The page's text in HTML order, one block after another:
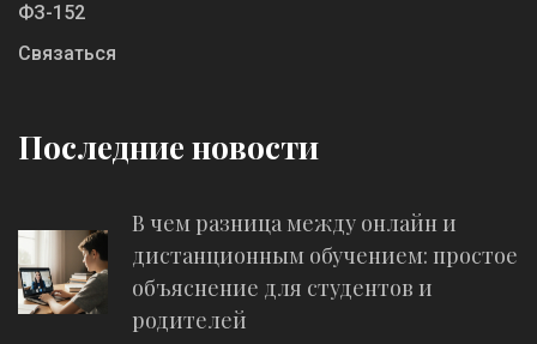
ФЗ-152
Связаться
Последние новости
В чем разница между онлайн и
дистанционным обучением: простое
объяснение для студентов и
родителей